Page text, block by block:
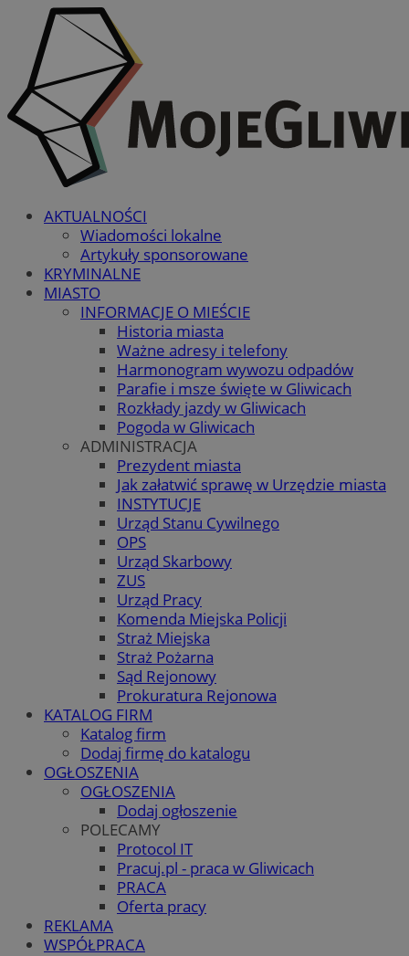
AKTUALNOŚCI
Wiadomości lokalne
Artykuły sponsorowane
KRYMINALNE
MIASTO
INFORMACJE O MIEŚCIE
Historia miasta
Ważne adresy i telefony
Harmonogram wywozu odpadów
Parafie i msze święte w Gliwicach
Rozkłady jazdy w Gliwicach
Pogoda w Gliwicach
ADMINISTRACJA
Prezydent miasta
Jak załatwić sprawę w Urzędzie miasta
INSTYTUCJE
Urząd Stanu Cywilnego
OPS
Urząd Skarbowy
ZUS
Urząd Pracy
Komenda Miejska Policji
Straż Miejska
Straż Pożarna
Sąd Rejonowy
Prokuratura Rejonowa
KATALOG FIRM
Katalog firm
Dodaj firmę do katalogu
OGŁOSZENIA
OGŁOSZENIA
Dodaj ogłoszenie
POLECAMY
Protocol IT
Pracuj.pl - praca w Gliwicach
PRACA
Oferta pracy
REKLAMA
WSPÓŁPRACA